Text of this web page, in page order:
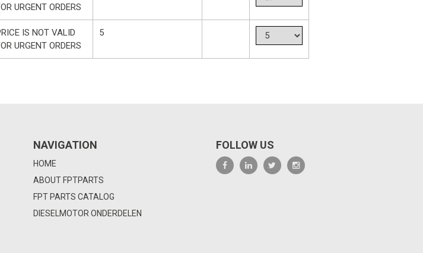
URGENT ORDERS
IS NOT VALID
URGENT ORDERS
5
NAVIGATION
HOME
ABOUT FPTPARTS
FPT PARTS CATALOG
DIESELMOTOR ONDERDELEN
FOLLOW US